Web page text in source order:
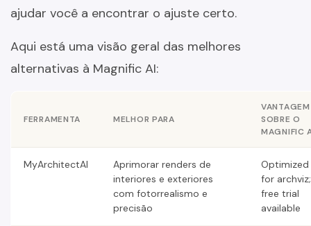
ajudar você a encontrar o ajuste certo.
Aqui está uma visão geral das melhores
alternativas à Magnific AI:
FERRAMENTA MELHOR PARA
VANTAGEM
SOBRE O
MAGNIFIC
MyArchitectAI
Aprimorar renders de
interiores e exteriores
com fotorrealismo e
precisão
Optimized
for archviz;
free trial
available